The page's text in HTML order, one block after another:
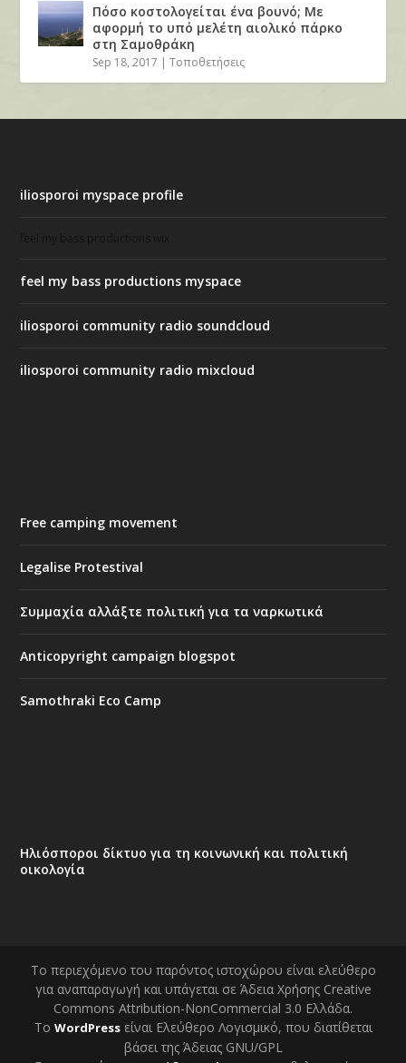
Πόσο κοστολογείται ένα βουνό; Με
αφορμή το υπό μελέτη αιολικό πάρκο
στη Σαμοθράκη
Sep 18, 2017 |Τοποθετήσεις
iliosporoi myspace profile
feel my bass productions myspace
iliosporoi community radio soundcloud
iliosporoi community radio mixcloud
Free camping movement
Legalise Protestival
Συμμαχία αλλάξτε πολιτική για τα ναρκωτικά
Anticopyright campaign blogspot
Samothraki Eco Camp
Ηλιόσποροι δίκτυο για τη κοινωνική και πολιτική
οικολογία
Το περιεχόμενο του παρόντος ιστοχώρου είναι ελεύθερο
για αναπαραγωγή και υπάγεται σε Άδεια Χρήσης Creative
Commons Attribution-NonCommercial 3.0 Ελλάδα.
Το WordPressείναι Ελεύθερο Λογισμικό, που διατίθεται
βάσει της Άδειας GNU/GPL